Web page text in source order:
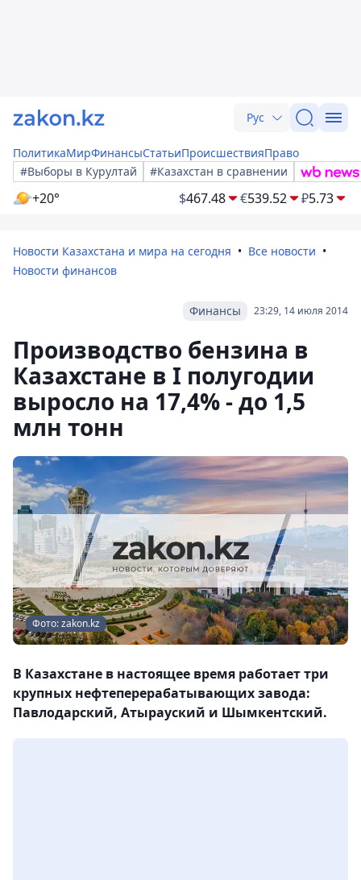
Рус
ПолитикаМирФинансыСтатьиПроисшествияПраво
#Выборы в Курултай
#Казахстан в сравнении
+20° $467.48 €539.52 ₽5.73
Новости Казахстана и мира на сегодня
Все новости
Новости финансов
23:29, 14 июля 2014
Финансы
Производство бензина в
Казахстане в I полугодии
выросло на 17,4% - до 1,5
млн тонн
Фото: zakon.kz
В Казахстане в настоящее время работает три
крупных нефтеперерабатывающих завода:
Павлодарский, Атырауский и Шымкентский.